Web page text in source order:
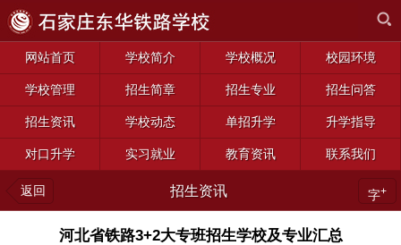
网站首页 学校简介 学校概况 校园环境
学校管理 招生简章 招生专业 招生问答
招生资讯 学校动态 单招升学 升学指导
对口升学 实习就业 教育资讯 联系我们
返回 招生资讯 字+
河北省铁路3+2大专班招生学校及专业汇总